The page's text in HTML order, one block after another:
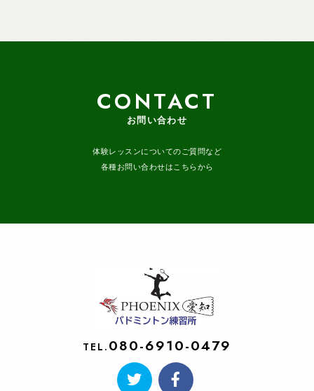
CONTACT
お問い合わせ
体験レッスンについてのご質問など
各種お問い合わせはこちらから
TEL. 080-6910-0479